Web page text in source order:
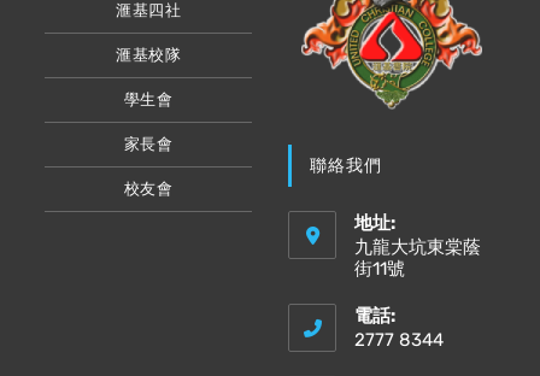
滙基四社
滙基校隊
學生會
家長會
校友會
聯絡我們
地址:
九龍大坑東棠蔭
街11號
電話:
2777 8344